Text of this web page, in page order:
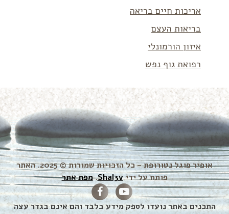
אריכות חיים בריאה
בריאות העצם
איזון הורמונלי
רפואת גוף נפש
אופיר פוגל נטורופת – כל הזכויות שמורות © 2025. האתר
פותח על ידיShal3v
.מפת אתר
התכנים באתר נועדו לספק מידע בלבד והם אינם בגדר עצה